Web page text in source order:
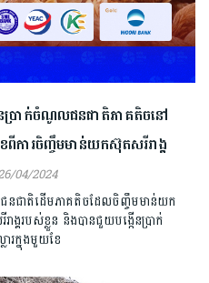
រាក់ចំណូលជនជាតិភាគតិចនៅ
ពីការចិញ្ចឹមមាន់យកស៊ុតសរីរាង្គ
04/2024
ាតិដើមភាគតិចដែលចិញ្ចឹមមាន់យក
គរបស់ខ្លួន និងបានជួយបង្កើនប្រាក់
ក្នុងមួយខែ